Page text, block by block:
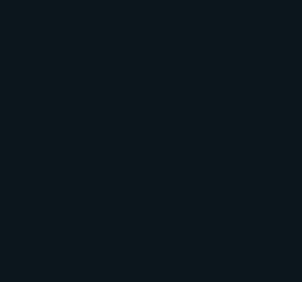
4 van artikel 4 van deze Bijlage
zwaartepunt. De afstand tussen
voor een vaartuig, voorzien van n
l/n van de lengte van het
het aantal paren ijkmerken
die niet bestemd zijn voor
goederen één paar voldoende;
vaartuigen waarvan de lengte van de
dan 40 m bedraagt worden
men slechts twee paar merken